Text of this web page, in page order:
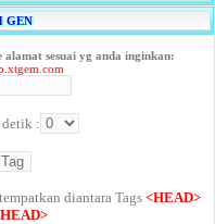
GEN
sesuai yg anda inginkan:
detik :
diantara Tags <HEAD>